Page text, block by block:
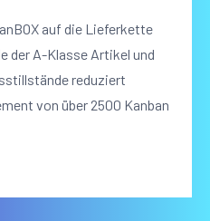
auf die Lieferkette
der A-Klasse Artikel und
reduziert
von über 2500 Kanban